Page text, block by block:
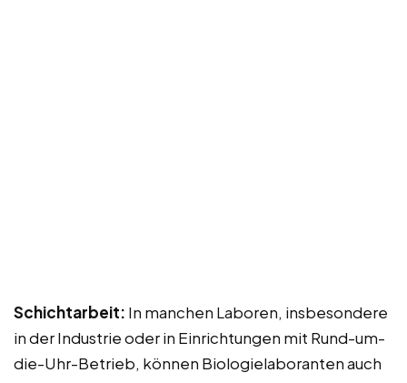
Schichtarbeit: In manchen Laboren, insbesondere
in der Industrie oder in Einrichtungen mit Rund-um-
die-Uhr-Betrieb, können Biologielaboranten auch